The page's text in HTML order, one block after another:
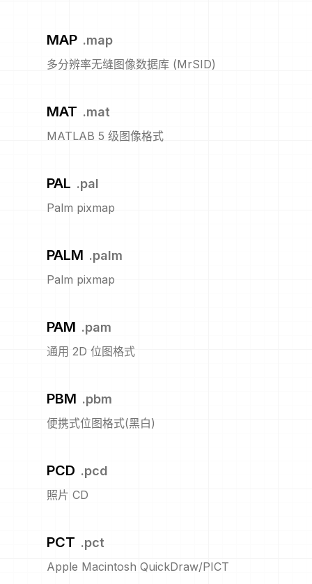
MAP .map
多分辨率无缝图像数据库 (MrSID)
MAT .mat
MATLAB 5 级图像格式
PAL .pal
Palm pixmap
PALM .palm
Palm pixmap
PAM .pam
通用 2D 位图格式
PBM .pbm
便携式位图格式(黑白)
PCD .pcd
照片 CD
PCT .pct
Apple Macintosh QuickDraw/PICT